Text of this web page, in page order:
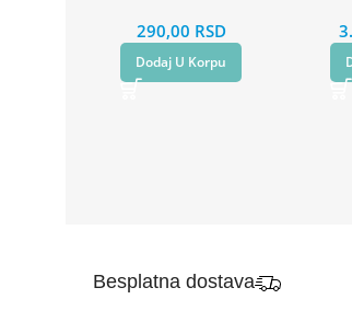
290,00 RSD
Dodaj U Korpu
Besplatna dostava